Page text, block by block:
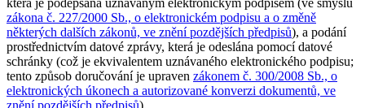
která je podepsána uznávaným elektronickým podpisem (ve smyslu
zákona č. 227/2000 Sb., o elektronickém podpisu a o změně
některých dalších zákonů, ve znění pozdějších předpisů), a podání
prostřednictvím datové zprávy, která je odeslána pomocí datové
schránky (což je ekvivalentem uznávaného elektronického podpisu;
tento způsob doručování je upraven zákonem č. 300/2008 Sb., o
elektronických úkonech a autorizované konverzi dokumentů, ve
znění pozdějších předpisů).